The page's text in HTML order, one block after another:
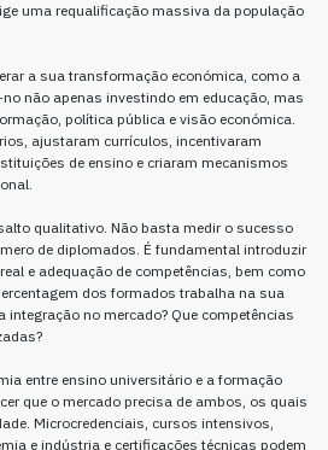
uma requalificação massiva da população
a sua transformação económica, como a
não apenas investindo em educação, mas
política pública e visão económica.
ajustaram currículos, incentivaram
de ensino e criaram mecanismos
qualitativo. Não basta medir o sucesso
de diplomados. É fundamental introduzir
e adequação de competências, bem como
dos formados trabalha na sua
integração no mercado? Que competências
entre ensino universitário e a formação
que o mercado precisa de ambos, os quais
Microcredenciais, cursos intensivos,
e indústria e certificações técnicas podem